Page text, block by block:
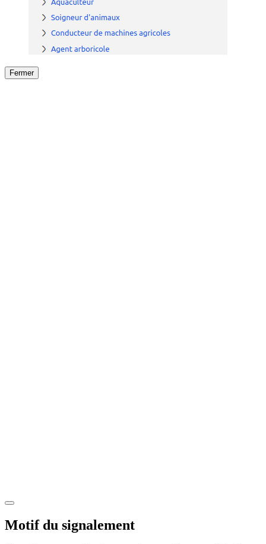
Fermer
Motif du signalement